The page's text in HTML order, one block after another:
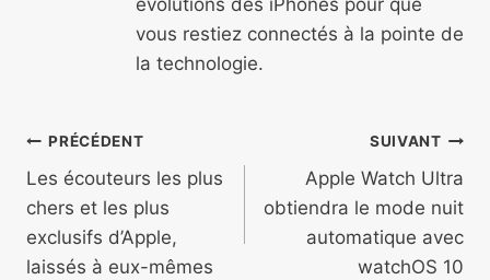
évolutions des iPhones pour que
vous restiez connectés à la pointe de
la technologie.
Navigation
de
l’article
PRÉCÉDENT
Les écouteurs les plus
chers et les plus
exclusifs d’Apple,
laissés à eux-mêmes
SUIVANT
Apple Watch Ultra
obtiendra le mode nuit
automatique avec
watchOS 10